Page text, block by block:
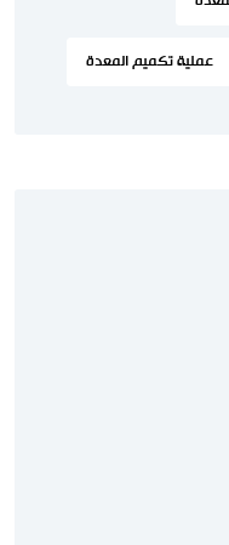
عملية تكميم المعدة